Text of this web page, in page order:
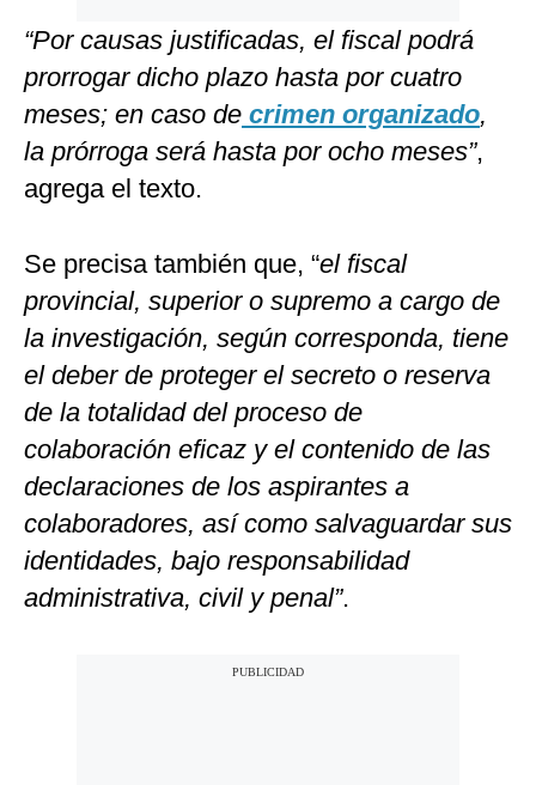
“Por causas justificadas, el fiscal podrá
prorrogar dicho plazo hasta por cuatro
meses; en caso de crimen organizado,
la prórroga será hasta por ocho meses”,
agrega el texto.
Se precisa también que, “el fiscal
provincial, superior o supremo a cargo de
la investigación, según corresponda, tiene
el deber de proteger el secreto o reserva
de la totalidad del proceso de
colaboración eficaz y el contenido de las
declaraciones de los aspirantes a
colaboradores, así como salvaguardar sus
identidades, bajo responsabilidad
administrativa, civil y penal”.